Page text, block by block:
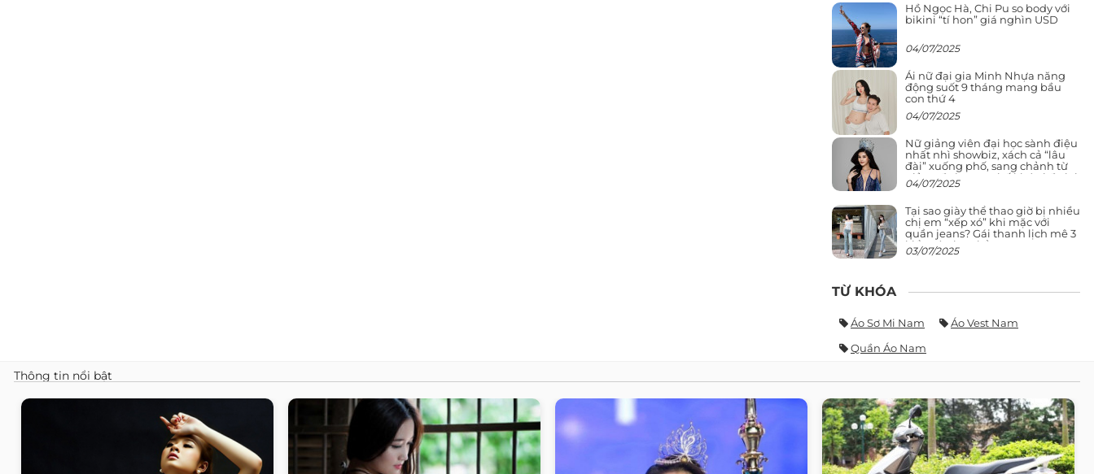
Hồ Ngọc Hà, Chi Pu so body với
bikini “tí hon” giá nghìn USD
04/07/2025
Ái nữ đại gia Minh Nhựa năng
động suốt 9 tháng mang bầu
con thứ 4
04/07/2025
Nữ giảng viên đại học sành điệu
nhất nhì showbiz, xách cả “lâu
đài” xuống phố, sang chảnh từ
giảng đường ra phố khó ai đọ lại
04/07/2025
Tại sao giày thể thao giờ bị nhiều
chị em “xếp xó” khi mặc với
quần jeans? Gái thanh lịch mê 3
kiểu này hơn hẳn
03/07/2025
TỪ KHÓA
Áo Sơ Mi Nam
Áo Vest Nam
Quần Áo Nam
Thông tin nổi bật